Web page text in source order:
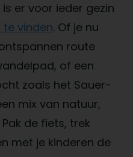
er voor ieder gezin
vinden. Of je nu
route
of een
zoals het Sauer-
mix van natuur,
de fiets, trek
met je kinderen de